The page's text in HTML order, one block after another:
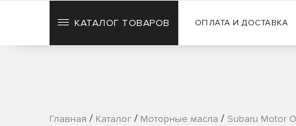
КАТАЛОГ ТОВАРОВ ОПЛАТА И ДОСТАВКА
Главная / Каталог / Моторные масла / Subaru Motor